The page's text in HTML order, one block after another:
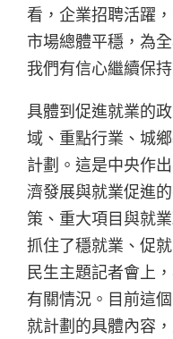
看，企業招聘活躍
市場總體平穩，為
我們有信心繼續保
具體到促進就業的
域、重點行業、城
計劃。這是中央作
濟發展與就業促進
策、重大項目與就
抓住了穩就業、促
民生主題記者會上
有關情況。目前這
就計劃的具體內容